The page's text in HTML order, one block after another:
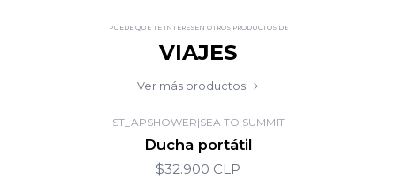
PUEDE QUE TE INTERESEN OTROS PRODUCTOS DE
VIAJES
Ver más productos
ST_APSHOWER|SEA TO SUMMIT
Ducha portátil
$32.900 CLP